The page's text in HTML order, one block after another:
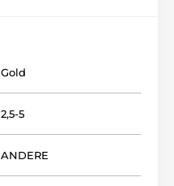
Gold
2,5-5
ANDERE